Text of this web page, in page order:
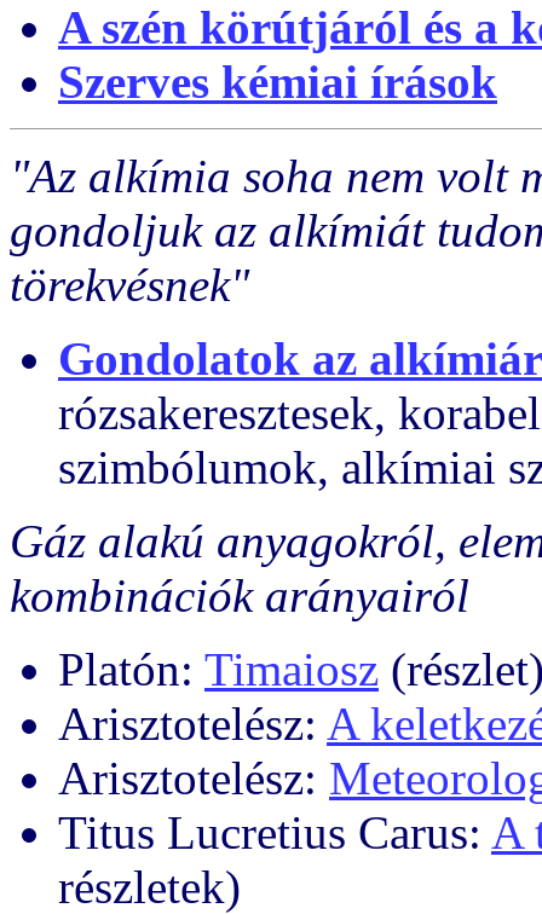
A szén körútjáról és a
Szerves kémiai írások
"Az alkímia soha nem volt
gondoljuk az alkímiát
törekvésnek"
Gondolatok az
rózsakeresztesek,
szimbólumok, alkímiai
Gáz alakú anyagokról,
kombinációk arányairól
Platón: Timaiosz
Arisztotelész: A
Arisztotelész:
Titus Lucretius Carus: A
részletek)